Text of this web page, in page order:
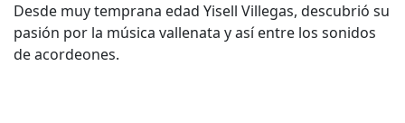
Desde muy temprana edad Yisell Villegas, descubrió su
pasión por la música vallenata y así entre los sonidos
de acordeones.